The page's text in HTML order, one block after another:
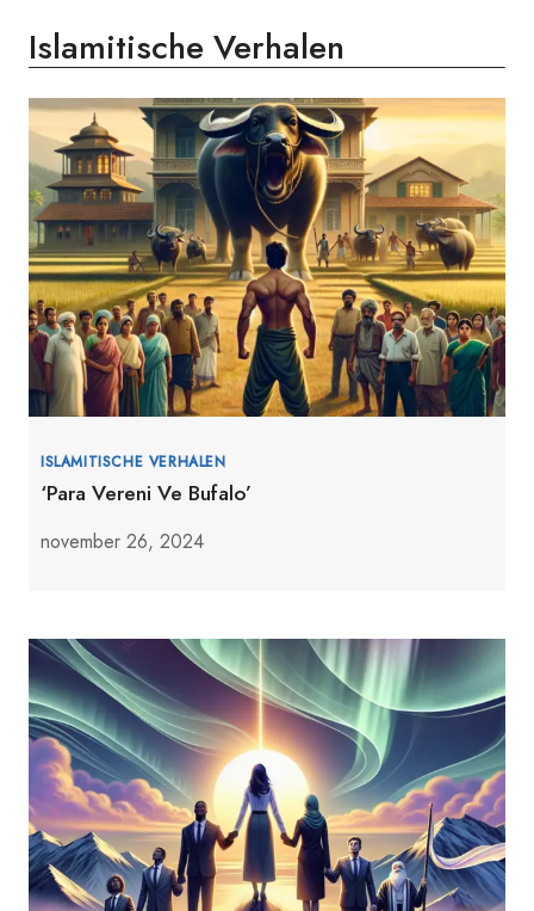
Islamitische Verhalen
ISLAMITISCHE VERHALEN
‘Para Vereni Ve Bufalo’
november 26, 2024